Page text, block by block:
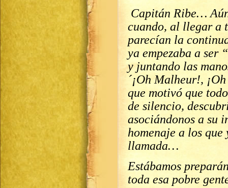
Capitán Ribe…
cuando, al llegar a
parecían la
ya empezaba a ser “
y juntando las
´¡Oh Malheur!,
que motivó que
de silencio,
asociándonos a su
homenaje a los
llamada…
Estábamos
toda esa pobre